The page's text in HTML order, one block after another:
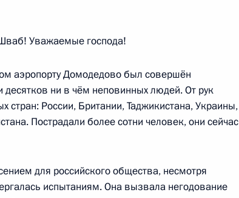
мерах по укреплению
безопасности
Уважаемые господа!
аэропорту Домодедово был совершён
десятков ни в чём неповинных людей. От рук
стран: России, Британии, Таджикистана, Украины,
Пострадали более сотни человек, они сейчас
для российского общества, несмотря
испытаниям. Она вызвала негодование